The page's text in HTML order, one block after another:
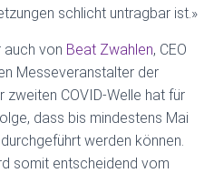
schlicht untragbar ist.»
auch von Beat Zwahlen, CEO
Messeveranstalter der
COVID-Welle hat für
dass bis mindestens Mai
werden können.
somit entscheidend vom